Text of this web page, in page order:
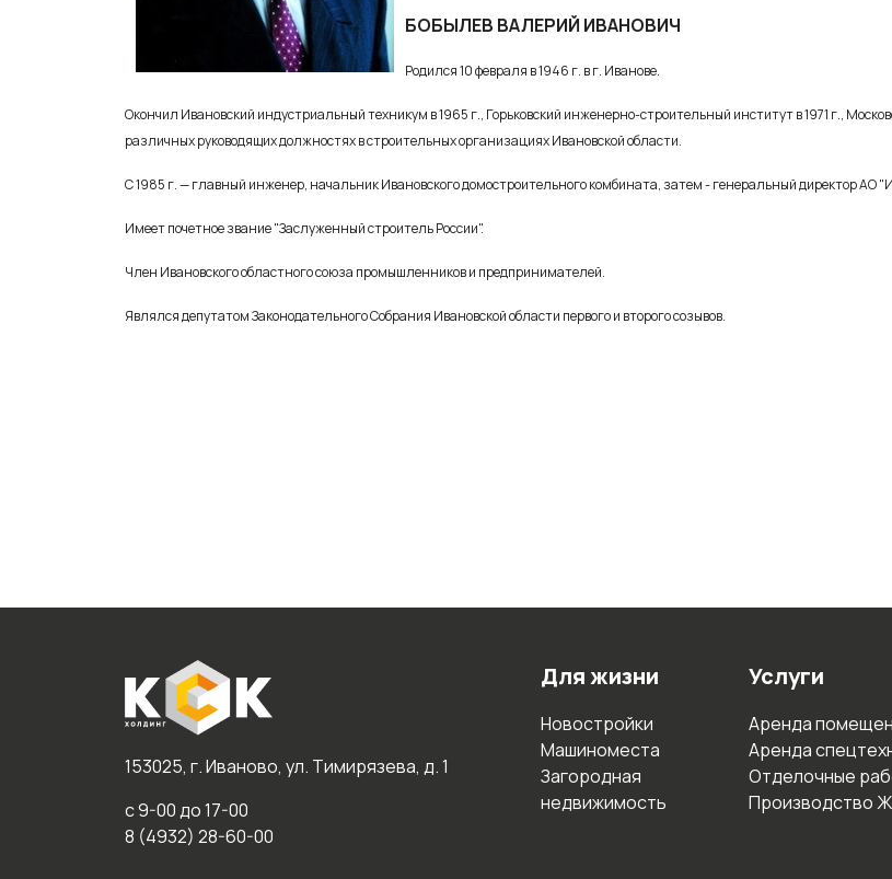
БОБЫЛЕВ ВАЛЕРИЙ ИВАНОВИЧ
Родился 10 февраля в 1946 г. в г. Иванове.
Окончил Ивановский индустриальный техникум в 1965 г., Горьковский инженерно-строительный институт в 1971 г.,
различных руководящих должностях в строительных организациях Ивановской области.
С 1985 г. — главный инженер, начальник Ивановского домостроительного комбината, затем - генеральный директор АО
Имеет почетное звание "Заслуженный строитель России".
Член Ивановского областного союза промышленников и предпринимателей.
Являлся депутатом Законодательного Собрания Ивановской области первого и второго созывов.
153025, г. Иваново, ул. Тимирязева, д. 1
с 9-00 до 17-00
8 (4932) 28-60-00
Для жизни
Новостройки
Машиноместа
Загородная
недвижимость
Услуги
Аренда
Аренда
Отделочные
Производство